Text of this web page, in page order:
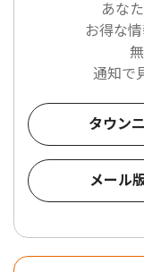
あな
お得な
通知で
タウン
メール